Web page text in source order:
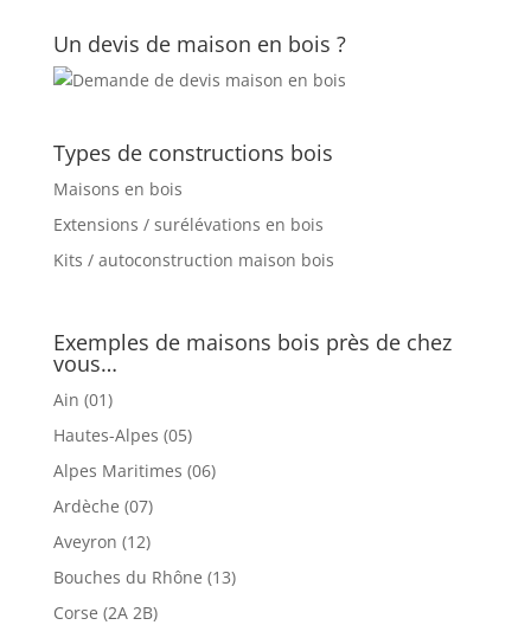
Un devis de maison en bois ?
Types de constructions bois
Maisons en bois
Extensions / surélévations en bois
Kits / autoconstruction maison bois
Exemples de maisons bois près de chez
vous…
Ain (01)
Hautes-Alpes (05)
Alpes Maritimes (06)
Ardèche (07)
Aveyron (12)
Bouches du Rhône (13)
Corse (2A 2B)